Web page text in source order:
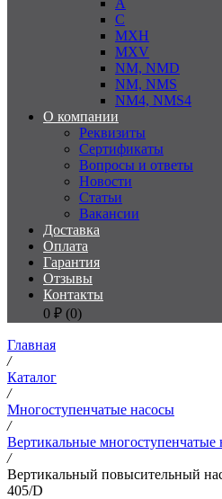
A
C
MXH
MXV
NM, NMD
NM, NMS
NM4, NMS4
О компании
Реквизиты
Сертификаты
Вопросы и ответы
Новости
Статьи
Вакансии
Доставка
Оплата
Гарантия
Отзывы
Контакты
0 ₽ (0)
Главная
/
Каталог
/
Многоступенчатые насосы
/
Вертикальные многоступенчатые
/
Вертикальный повысительный
405/D